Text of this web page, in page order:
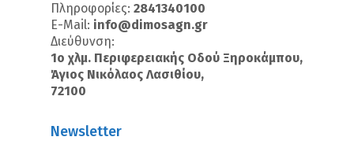
Πληροφορίες: 2841340100
E-Mail: info@dimosagn.gr
Διεύθυνση:
1ο χλμ. Περιφερειακής Οδού Ξηροκάμπου,
Άγιος Νικόλαος Λασιθίου,
72100
Newsletter